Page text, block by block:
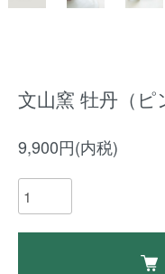
文山窯 牡丹（
9,900円(内税)